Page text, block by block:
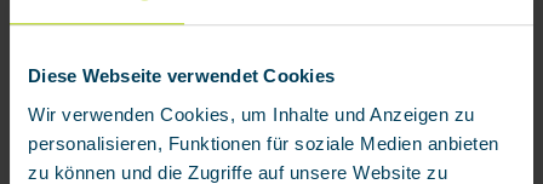
Diese Webseite verwendet Cookies
Wir verwenden Cookies, um Inhalte und Anzeigen zu
personalisieren, Funktionen für soziale Medien anbieten
zu können und die Zugriffe auf unsere Website zu
Produktgalerie überspringen
Zubehör